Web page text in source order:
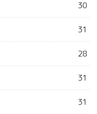
30
31
28
31
31